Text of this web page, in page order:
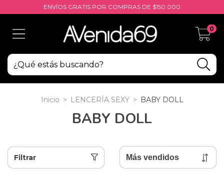
ENVÍOS GRATIS POR COMPRAS DE $150.000
0
Inicio > LENCERÍA SEXY > BABY DOLL
BABY DOLL
Filtrar